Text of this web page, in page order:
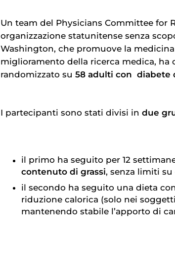
Un team del Physicians Committee for
organizzazione statunitense senza
Washington, che promuove la
miglioramento della ricerca medica,
randomizzato su 58 adulti con diabete
I partecipanti sono stati divisi in due
il primo ha seguito per 12
contenuto di grassi, senza limiti
il secondo ha seguito una dieta
riduzione calorica (solo nei
mantenendo stabile l’apporto di